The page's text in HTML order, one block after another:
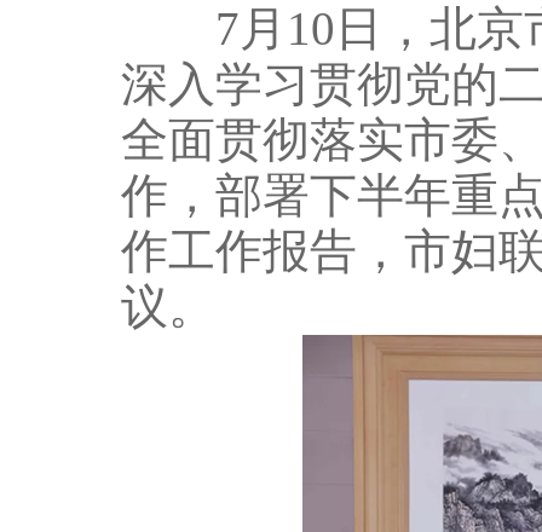
7月10日，北京
深入学习贯彻党的
全面贯彻落实市委
作，部署下半年重
作工作报告，市妇
议。